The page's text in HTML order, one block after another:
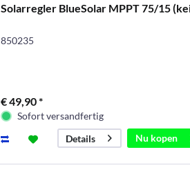
Solarregler BlueSolar MPPT 75/15
850235
€ 49,90 *
Sofort versandfertig
Details
Nu kopen